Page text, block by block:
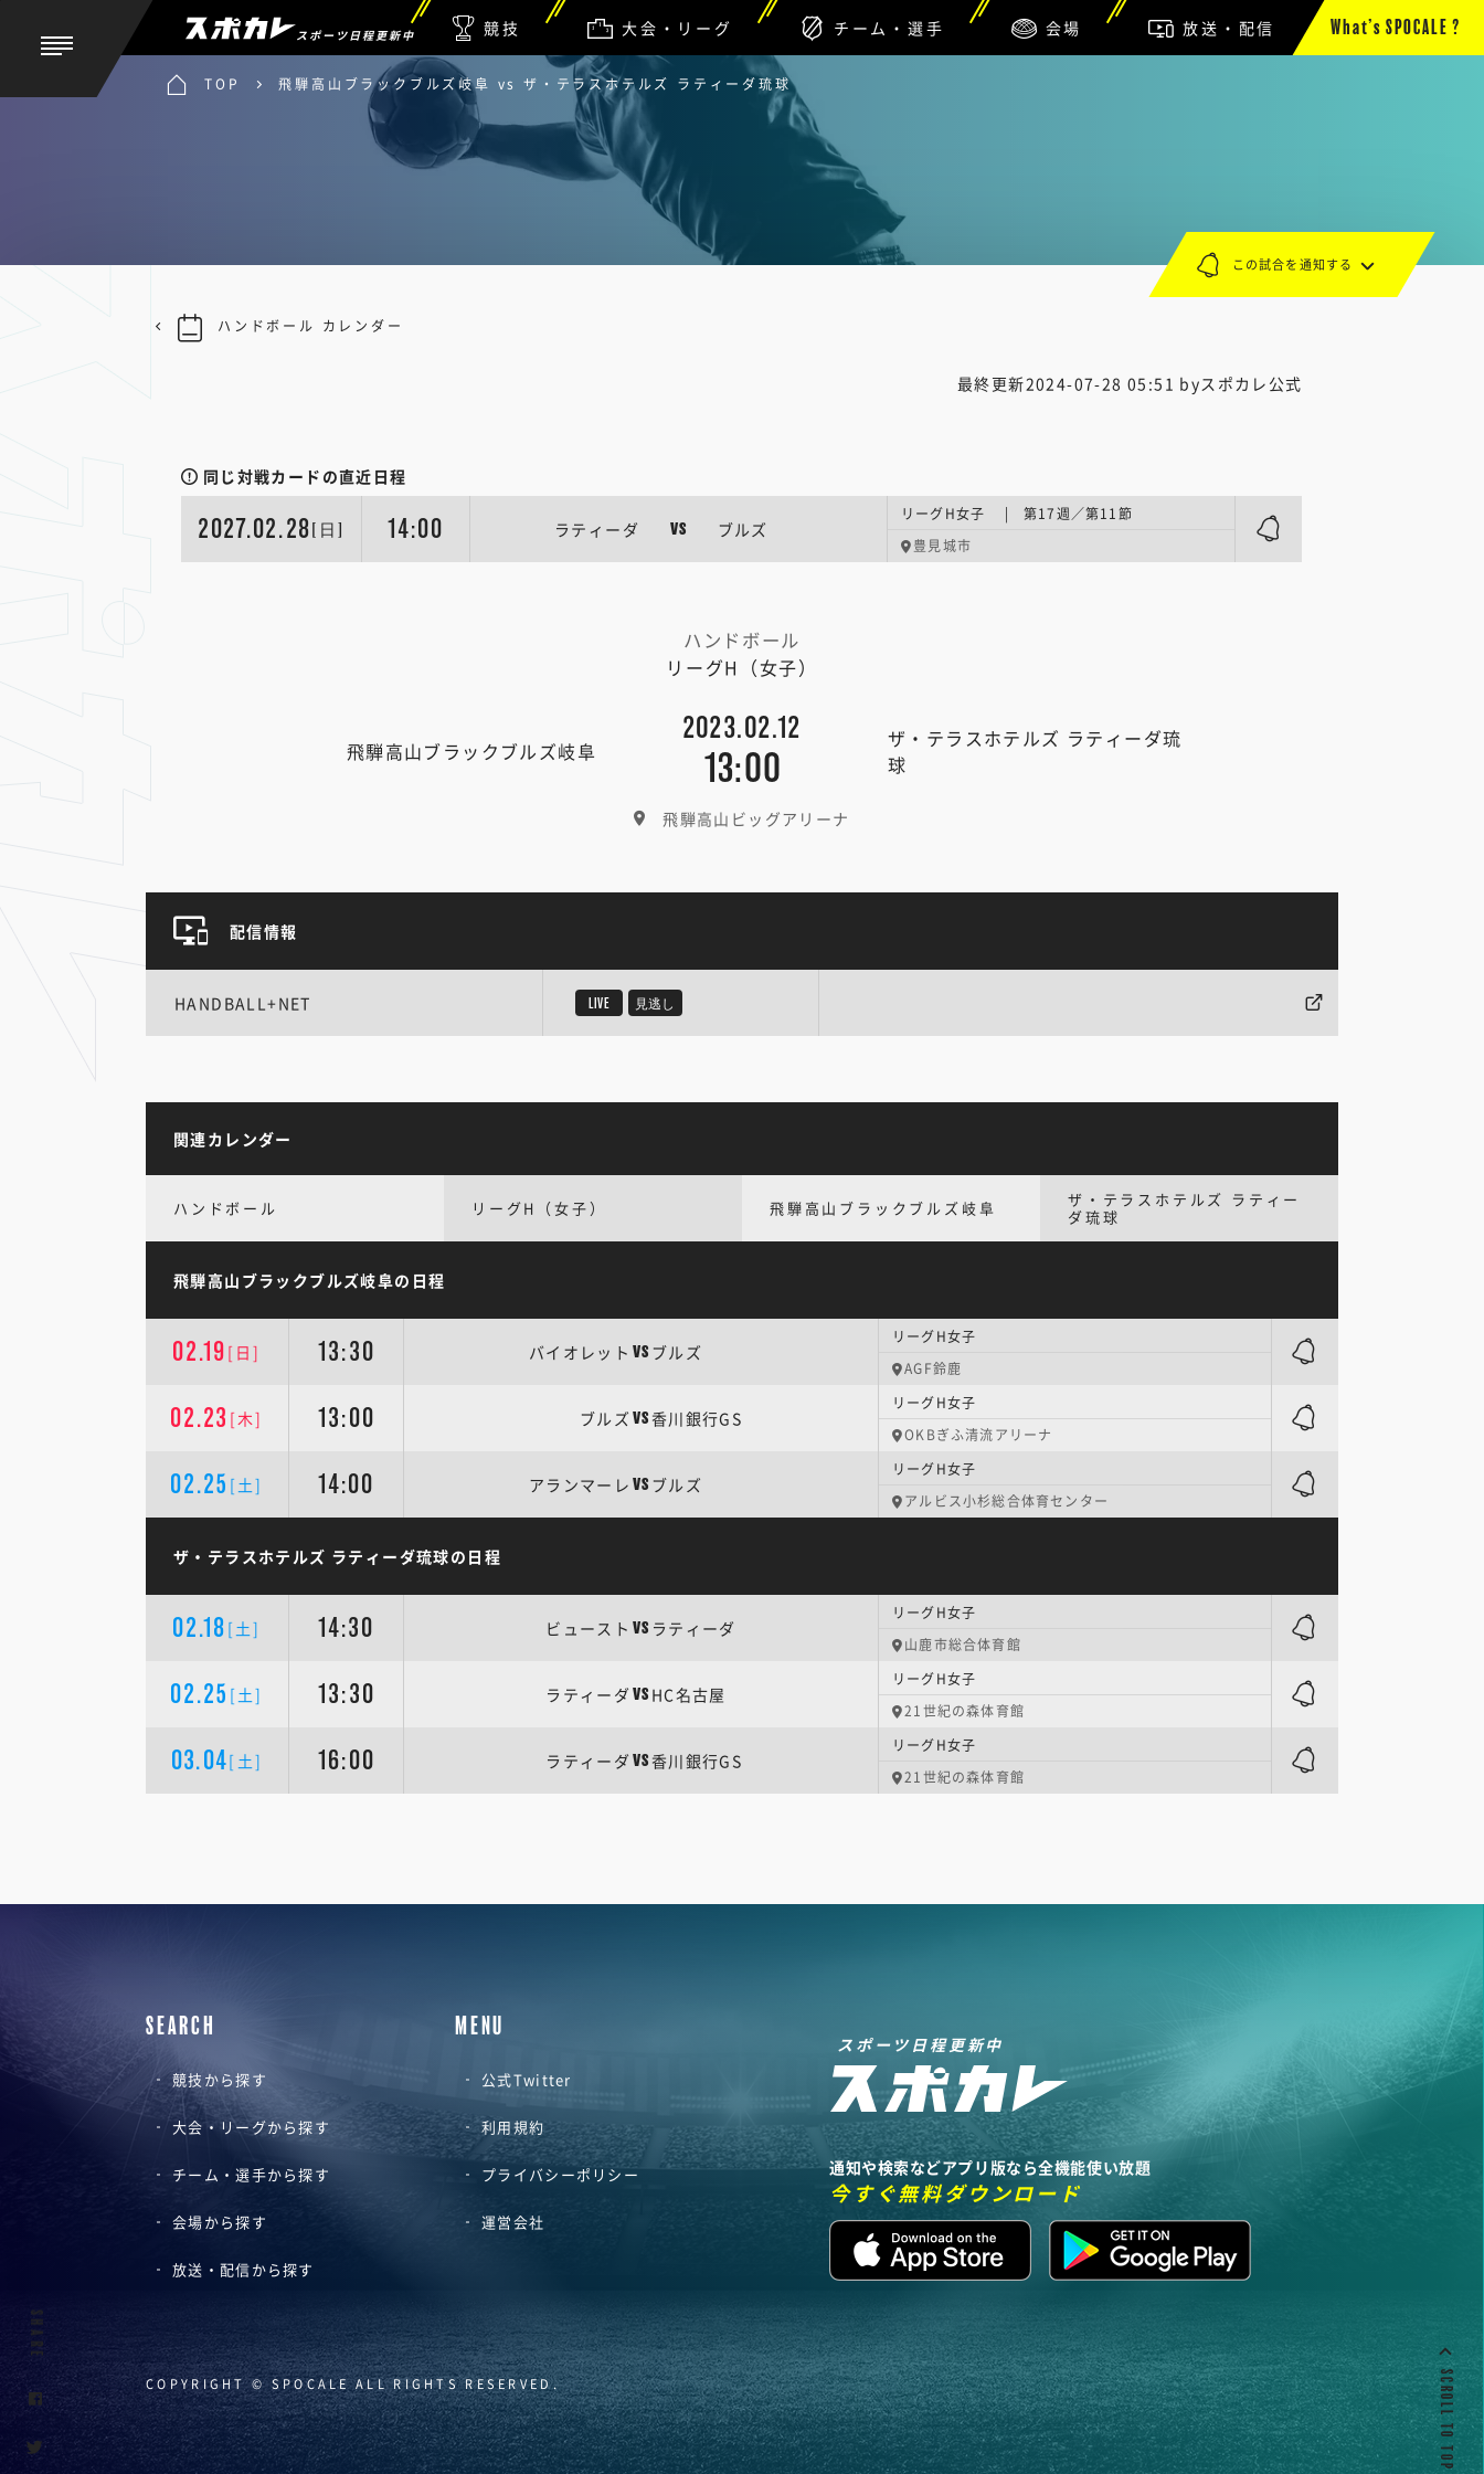
スポーツ日程更新中 競技 大会・リーグ チーム・選手 会場 放送・配信 What’s SPOCALE ?
TOP 飛騨高山ブラックブルズ岐阜 vs ザ・テラスホテルズ ラティーダ琉球
最終更新2024-07-28 05:51 byスポカレ公式
同じ対戦カードの直近日程
2027.02.28[日] 14:00 ラティーダ VS ブルズ
リーグH女子 | 第17週／第11節
豊見城市
ハンドボール
リーグH（女子）
飛騨高山ブラックブルズ岐阜
2023.02.12
13:00
ザ・テラスホテルズ ラティーダ琉
球
飛騨高山ビッグアリーナ
この試合を通知する
ハンドボール カレンダー
配信情報
HANDBALL+NET LIVE 見逃し
関連カレンダー
ハンドボール リーグH（女子） 飛騨高山ブラックブルズ岐阜
ザ・テラスホテルズ ラティー
ダ琉球
飛騨高山ブラックブルズ岐阜の日程
02.19 [日] 13:30 バイオレット VS ブルズ
リーグH女子
AGF鈴鹿
02.23 [木] 13:00 ブルズ VS 香川銀行GS
リーグH女子
OKBぎふ清流アリーナ
02.25 [土] 14:00 アランマーレ VS ブルズ
リーグH女子
アルビス小杉総合体育センター
ザ・テラスホテルズ ラティーダ琉球の日程
02.18 [土] 14:30 ビュースト VS ラティーダ
リーグH女子
山鹿市総合体育館
02.25 [土] 13:30 ラティーダVS HC名古屋
リーグH女子
21世紀の森体育館
03.04[土] 16:00 ラティーダ VS 香川銀行GS
リーグH女子
21世紀の森体育館
SEARCH
競技から探す
大会・リーグから探す
チーム・選手から探す
会場から探す
放送・配信から探す
MENU
公式Twitter
利用規約
プライバシーポリシー
運営会社
スポーツ日程更新中
通知や検索などアプリ版なら全機能使い放題
今すぐ無料ダウンロード
COPYRIGHT © SPOCALE ALL RIGHTS RESERVED. SCROLL TO TOP
SHARE